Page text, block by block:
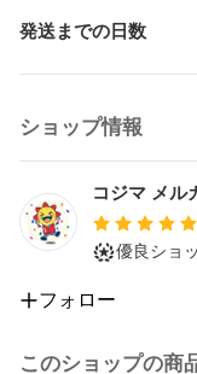
発送までの日数
ショップ情報
コジマ メル
優良ショ
フォロー
このショップの商